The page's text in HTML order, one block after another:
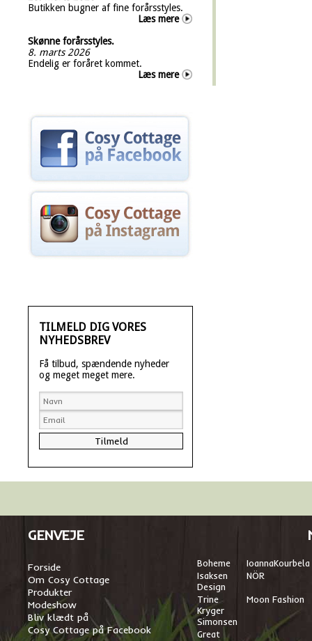
Butikken bugner af fine forårsstyles.
Læs mere
Skønne forårsstyles.
8. marts 2026
Endelig er foråret kommet.
Læs mere
TILMELD DIG VORES
NYHEDSBREV
Få tilbud, spændende nyheder
og meget meget mere.
GENVEJE
Forside
Om Cosy Cottage
Produkter
Modeshow
Bliv klædt på
Cosy Cottage på Facebook
Boheme IoannaKourbela
Isaksen
Design
NÖR
Trine
Kryger
Simonsen
Moon Fashion
Great